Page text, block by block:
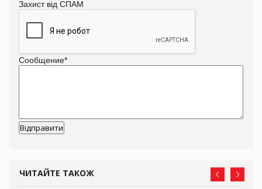
Захист від СПАМ
Сообщение*
ЧИТАЙТЕ ТАКОЖ